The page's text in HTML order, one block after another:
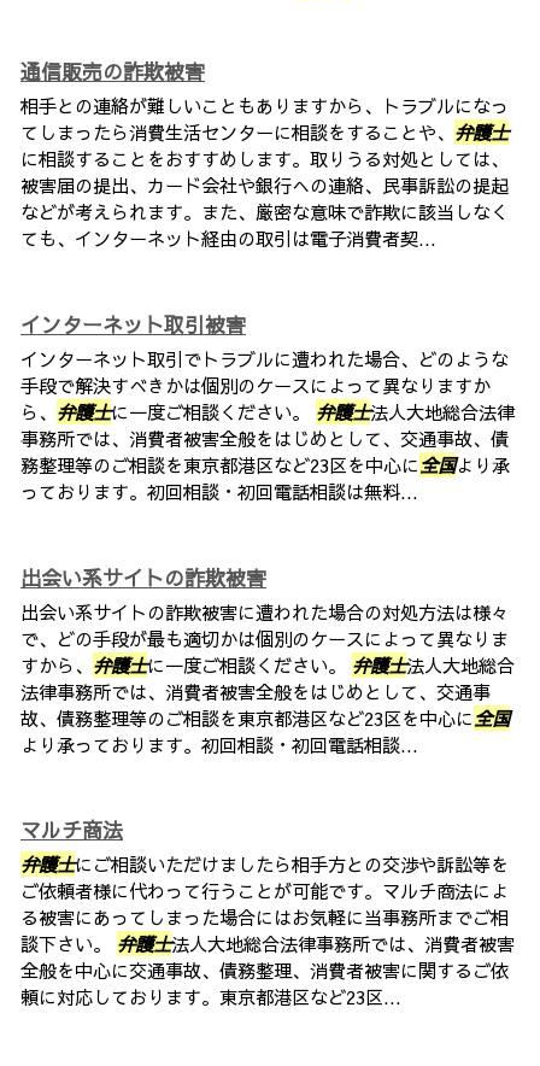
通信販売の詐欺被害
相手との連絡が難しいこともありますから、トラブルになっ
てしまったら消費生活センターに相談をすることや、 弁護士
に相談することをおすすめします。取りうる対処としては、
被害届の提出、カード会社や銀行への連絡、民事訴訟の提起
などが考えられます。また、厳密な意味で詐欺に該当しなく
ても、インターネット経由の取引は電子消費者契...
インターネット取引被害
インターネット取引でトラブルに遭われた場合、どのような
手段で解決すべきかは個別のケースによって異なりますか
ら、 弁護士に一度ご相談ください。 弁護士法人大地総合法律
事務所では、消費者被害全般をはじめとして、交通事故、債
務整理等のご相談を東京都港区など23区を中心に全国より承
っております。初回相談・初回電話相談は無料...
出会い系サイトの詐欺被害
出会い系サイトの詐欺被害に遭われた場合の対処方法は様々
で、どの手段が最も適切かは個別のケースによって異なりま
すから、 弁護士に一度ご相談ください。 弁護士法人大地総合
法律事務所では、消費者被害全般をはじめとして、交通事
故、債務整理等のご相談を東京都港区など23区を中心に全国
より承っております。初回相談・初回電話相談...
マルチ商法
弁護士にご相談いただけましたら相手方との交渉や訴訟等を
ご依頼者様に代わって行うことが可能です。マルチ商法によ
る被害にあってしまった場合にはお気軽に当事務所までご相
談下さい。 弁護士法人大地総合法律事務所では、消費者被害
全般を中心に交通事故、債務整理、消費者被害に関するご依
頼に対応しております。東京都港区など23区...